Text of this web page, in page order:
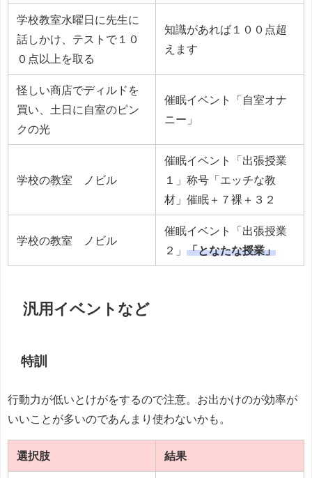
学校教室水曜日に先生に
話しかけ、テストで１０
０点以上を取る
知識があれば１００点超
えます
怪しい商店でディルドを
買い、土日に自室のピン
クの光
催眠イベント「自室オナ
ニー」
学校の教室 ノビル
催眠イベント「出張授業
１」称号「エッチな教
材」催眠＋７裸＋３２
学校の教室 ノビル
催眠イベント「出張授業
２」 「となたな授業」
汎用イベントなど
特訓
行動力が低いとけがをするので注意。お出かけのが効率が
いいことが多いのであんまり使わないかも。
選択肢 結果